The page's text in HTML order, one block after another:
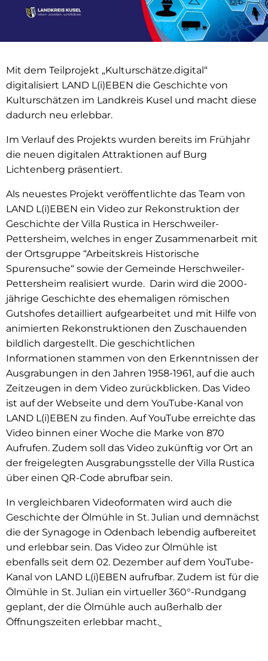
Mit dem Teilprojekt „Kulturschätze.digital“
digitalisiert LAND L(i)EBEN die Geschichte von
Kulturschätzen im Landkreis Kusel und macht diese
dadurch neu erlebbar.
Im Verlauf des Projekts wurden bereits im Frühjahr
die neuen digitalen Attraktionen auf Burg
Lichtenberg präsentiert.
Als neuestes Projekt veröffentlichte das Team von
LAND L(i)EBEN ein Video zur Rekonstruktion der
Geschichte der Villa Rustica in Herschweiler-
Pettersheim, welches in enger Zusammenarbeit mit
der Ortsgruppe “Arbeitskreis Historische
Spurensuche“ sowie der Gemeinde Herschweiler-
Pettersheim realisiert wurde. Darin wird die 2000-
jährige Geschichte des ehemaligen römischen
Gutshofes detailliert aufgearbeitet und mit Hilfe von
animierten Rekonstruktionen den Zuschauenden
bildlich dargestellt. Die geschichtlichen
Informationen stammen von den Erkenntnissen der
Ausgrabungen in den Jahren 1958-1961, auf die auch
Zeitzeugen in dem Video zurückblicken. Das Video
ist auf der Webseite und dem YouTube-Kanal von
LAND L(i)EBEN zu finden. Auf YouTube erreichte das
Video binnen einer Woche die Marke von 870
Aufrufen. Zudem soll das Video zukünftig vor Ort an
der freigelegten Ausgrabungsstelle der Villa Rustica
über einen QR-Code abrufbar sein.
In vergleichbaren Videoformaten wird auch die
Geschichte der Ölmühle in St. Julian und demnächst
die der Synagoge in Odenbach lebendig aufbereitet
und erlebbar sein. Das Video zur Ölmühle ist
ebenfalls seit dem 02. Dezember auf dem YouTube-
Kanal von LAND L(i)EBEN aufrufbar. Zudem ist für die
Ölmühle in St. Julian ein virtueller 360°-Rundgang
geplant, der die Ölmühle auch außerhalb der
Öffnungszeiten erlebbar macht.